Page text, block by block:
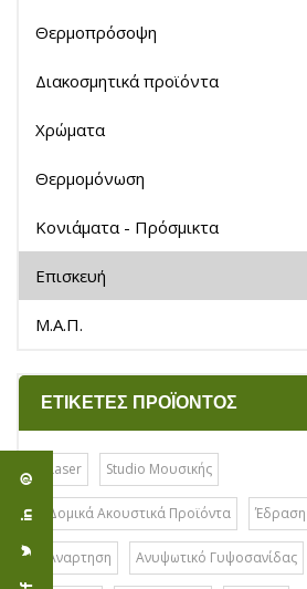
Θερμοπρόσοψη
Διακοσμητικά προϊόντα
Χρώματα
Θερμομόνωση
Κονιάματα - Πρόσμικτα
Επισκευή
Μ.Α.Π.
ΕΤΙΚΈΤΕΣ ΠΡΟΪΌΝΤΟΣ
Laser Studio Μουσικής
Δομικά Ακουστικά Προϊόντα Έδραση
Αναρτηση Ανυψωτικό Γυψοσανίδας